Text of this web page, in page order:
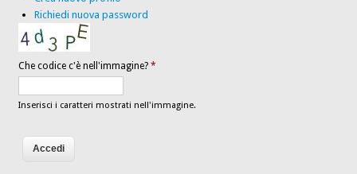
Richiedi nuova password
Che codice c'è nell'immagine?*
Inserisci i caratteri mostrati nell'immagine.